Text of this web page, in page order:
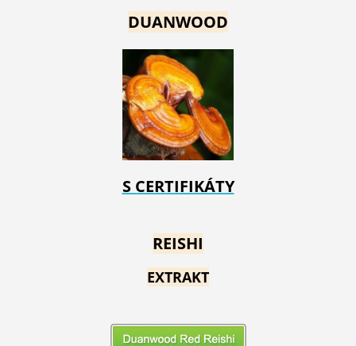
DUANWOOD
S CERTIFIKÁTY
REISHI
EXTRAKT